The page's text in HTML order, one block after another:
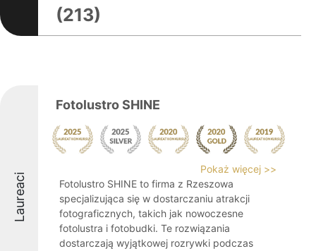
(213)
Laureaci
Fotolustro SHINE
Pokaż więcej >>
Fotolustro SHINE to firma z Rzeszowa
specjalizująca się w dostarczaniu atrakcji
fotograficznych, takich jak nowoczesne
fotolustra i fotobudki. Te rozwiązania
dostarczają wyjątkowej rozrywki podczas